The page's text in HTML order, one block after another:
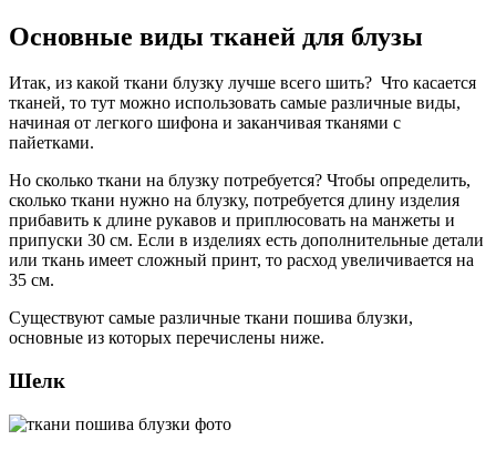
Основные виды тканей для блузы
Итак, из какой ткани блузку лучше всего шить? Что касается
тканей, то тут можно использовать самые различные виды,
начиная от легкого шифона и заканчивая тканями с
пайетками.
Но сколько ткани на блузку потребуется? Чтобы определить,
сколько ткани нужно на блузку, потребуется длину изделия
прибавить к длине рукавов и приплюсовать на манжеты и
припуски 30 см. Если в изделиях есть дополнительные детали
или ткань имеет сложный принт, то расход увеличивается на
35 см.
Существуют самые различные ткани пошива блузки,
основные из которых перечислены ниже.
Шелк